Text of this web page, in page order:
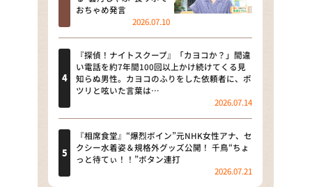
朝だ！生です旅サラダ
教えて！ニュースライブ 正義の
ミカタ
ＬＩＦＥ～夢のカタチ～
新婚さんいらっしゃい！
ポツンと一軒家
ザキ山小屋本館
おちゃめ発言
2026.07.10
『探偵！ナイトスクープ』「カヨコか？」間違
い電話を約7年間100回以上かけ続けてくる見
知らぬ男性。カヨコのふりをした依頼者に、ポ
ツリと呟いた言葉は…
2026.07.14
『相席食堂』“爆烈ボイン”元NHK女性アナ、セ
クシー水着姿＆規格外グッズ公開！ 千鳥“ちょ
っと待てぃ！！”ボタン連打
2026.07.21